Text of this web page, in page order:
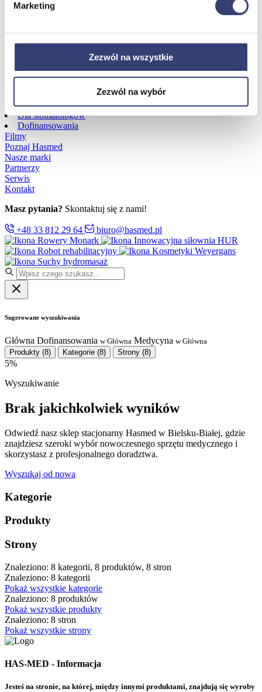
Marketing
Zezwól na wszystkie
Zezwól na wybór
Aquatizer Testowy
Robotyka w rehabilitacji
Dla rehabilitacji
Dla stomatologów
Dofinansowania
Filmy
Poznaj Hasmed
Nasze marki
Partnerzy
Serwis
Kontakt
Masz pytania? Skontaktuj się z nami!
+48 33 812 29 64
biuro@hasmed.pl
Rowery Monark
Innowacyjna siłownia HUR
Robot rehabilitacyjny
Kosmetyki Weyergans
Suchy hydromasaż
Sugerowane wyszukiwania
Główna Dofinansowania w Główna Medycyna w Główna
Produkty (8) Kategorie (8) Strony (8)
5%
Wyszukiwanie
Brak jakichkolwiek wyników
Odwiedź nasz sklep stacjonarny Hasmed w Bielsku-Białej, gdzie
znajdziesz szeroki wybór nowoczesnego sprzętu medycznego i
skorzystasz z profesjonalnego doradztwa.
Wyszukaj od nowa
Kategorie
Produkty
Strony
Znaleziono: 8 kategorii, 8 produktów, 8 stron
Znaleziono: 8 kategorii
Pokaż wszystkie kategorie
Znaleziono: 8 produktów
Pokaż wszystkie produkty
Znaleziono: 8 stron
Pokaż wszystkie strony
HAS-MED - Informacja
Jesteś na stronie, na której, między innymi produktami, znajdują się wyroby